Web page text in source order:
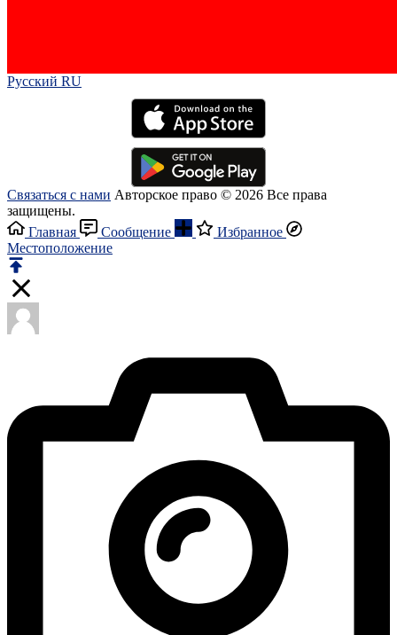
Русский RU‎
Связаться с нами Авторское право © 2026 Все права
защищены.
Главная
Сообщение
Избранное
Местоположение